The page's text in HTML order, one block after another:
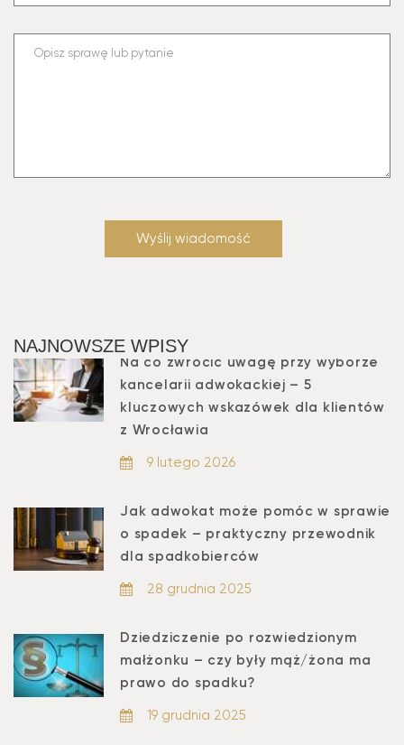
NAJNOWSZE WPISY
Na co zwrócić uwagę przy wyborze
kancelarii adwokackiej – 5
kluczowych wskazówek dla klientów
z Wrocławia
9 lutego 2026
Jak adwokat może pomóc w sprawie
o spadek – praktyczny przewodnik
dla spadkobierców
28 grudnia 2025
Dziedziczenie po rozwiedzionym
małżonku – czy były mąż/żona ma
prawo do spadku?
19 grudnia 2025